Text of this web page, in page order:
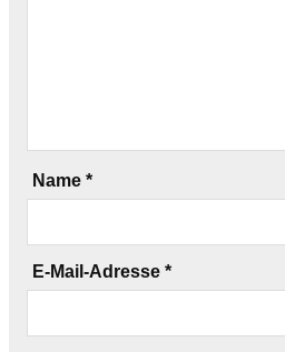
Name *
E-Mail-Adresse *